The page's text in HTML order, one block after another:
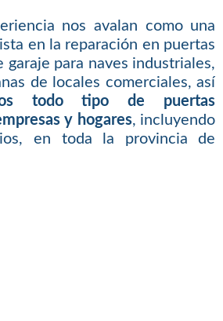
nos avalan como una
en la reparación en puertas
garaje para naves industriales,
de locales comerciales, así
todo tipo de puertas
y hogares, incluyendo
en toda la provincia de